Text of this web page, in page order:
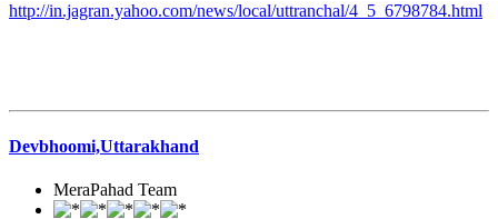
http://in.jagran.yahoo.com/news/local/uttranchal/4_5_6798784.html
Devbhoomi,Uttarakhand
MeraPahad Team